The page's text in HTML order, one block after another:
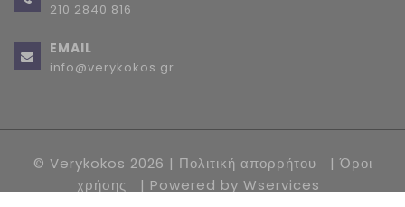
210 2840 816
EMAIL
info@verykokos.gr
© Verykokos 2026 | Πολιτική απορρήτου |Όροι
χρήσης
| Powered by Wservices